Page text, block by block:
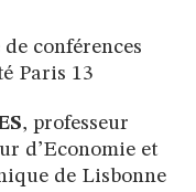
conférences
Paris 13
, professeur
d’Economie et
de Lisbonne